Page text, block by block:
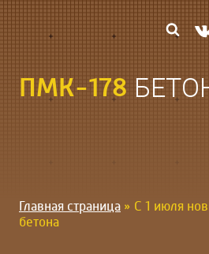
содержимому
ПМК-178
Главная страница » С 1 июля
бетона